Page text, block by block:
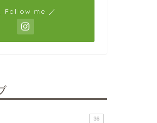
Follow me ／
36